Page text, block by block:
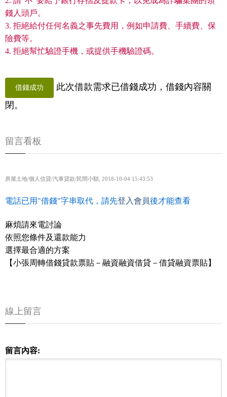
錢人頭戶。
3. 拒絕給付任何名義之事先費用，例如申請費、手續費、保
險費等。
4. 拒絕幫忙驗證手機，或提供手機驗證碼。
借錢成功
此次借款需求已借錢成功，借錢內容關
閉。
留言看板
房屋土地/個人信貸/汽車貸款/民間小額 2018-10-04 15:43:53
電話已用"借錢"字串取代，請先登入會員後才能查看
麻煩請來電討論
依照您條件及還款能力
選擇最合適的方案
【小張周轉借錢貸款票貼－融資融資借貸－借貸融資票貼】
線上留言
留言內容: